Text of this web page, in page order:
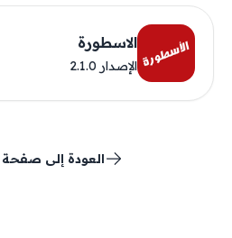
الاسطورة
الإصدار 2.1.0
العودة إلى صفحة